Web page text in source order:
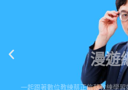
漫
一起跟著數位教練蔡正信蔡教練學
| 蘋果教學 | Evernote教學 | 筆記工具